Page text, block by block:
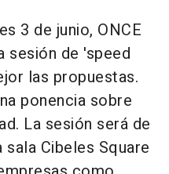
3 de junio, ONCE
sesión de 'speed
las propuestas.
ponencia sobre
La sesión será de
sala Cibeles Square